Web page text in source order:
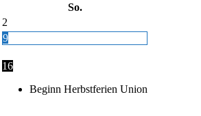
So.
2
9
16
Beginn Herbstferien Union